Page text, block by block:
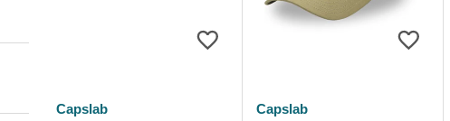
Capslab
Capslab